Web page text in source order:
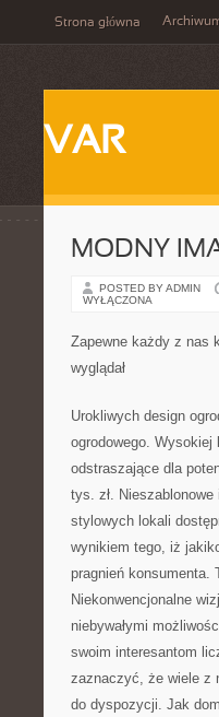
Strona główna
VAR
MODNY
POSTED BY ADMIN
WYŁĄCZONA
Zapewne każdy z nas
wyglądał
Urokliwych design
ogrodowego.
odstraszające dla
tys. zł.
stylowych lokali
wynikiem tego, iż
pragnień konsumenta.
Niekonwencjonalne
niebywałymi
swoim interesantom
zaznaczyć, że wiele z
do dyspozycji. Jak